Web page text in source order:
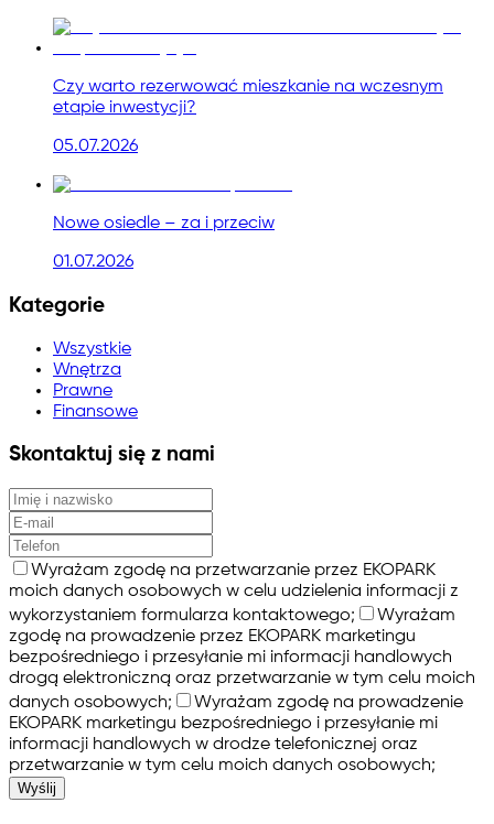
Czy warto rezerwować mieszkanie na wczesnym
etapie inwestycji?
05.07.2026
Nowe osiedle – za i przeciw
01.07.2026
Kategorie
Wszystkie
Wnętrza
Prawne
Finansowe
Skontaktuj się z nami
Wyrażam zgodę na przetwarzanie przez EKOPARK
moich danych osobowych w celu udzielenia informacji z
wykorzystaniem formularza kontaktowego;
Wyrażam
zgodę na prowadzenie przez EKOPARK marketingu
bezpośredniego i przesyłanie mi informacji handlowych
drogą elektroniczną oraz przetwarzanie w tym celu moich
danych osobowych;
Wyrażam zgodę na prowadzenie
EKOPARK marketingu bezpośredniego i przesyłanie mi
informacji handlowych w drodze telefonicznej oraz
przetwarzanie w tym celu moich danych osobowych;
Wyślij